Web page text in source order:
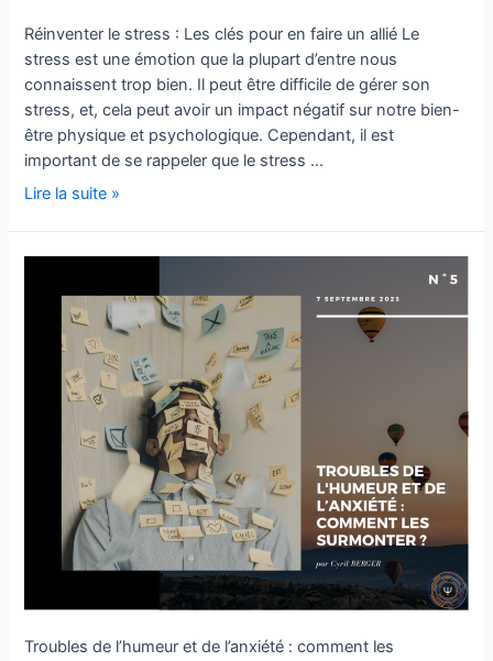
Réinventer le stress : Les clés pour en faire un allié Le
stress est une émotion que la plupart d’entre nous
connaissent trop bien. Il peut être difficile de gérer son
stress, et, cela peut avoir un impact négatif sur notre bien-
être physique et psychologique. Cependant, il est
important de se rappeler que le stress …
Lire la suite »
Troubles de l’humeur et de l’anxiété : comment les
l’humeur
l’anxiété
Comment
surmonter